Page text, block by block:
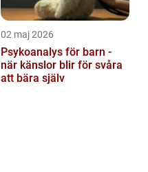
02 maj 2026
Psykoanalys för barn -
när känslor blir för svåra
att bära själv